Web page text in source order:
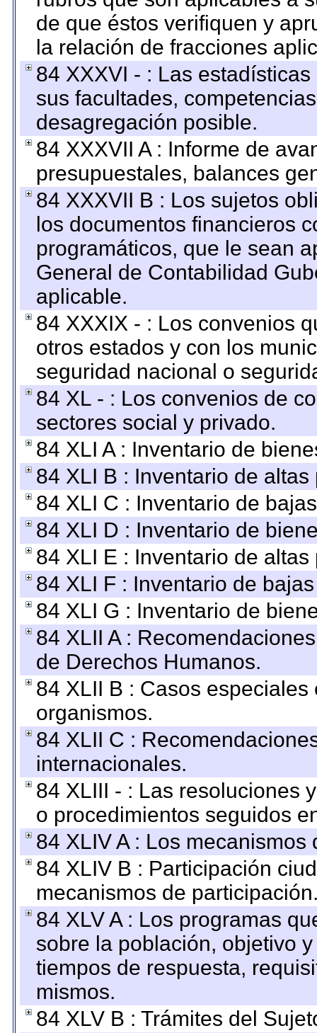
de que éstos verifiquen y
la relación de fracciones
84 XXXVI - : Las
sus facultades,
desagregación posible.
84 XXXVII A : Informe de
presupuestales, balances
84 XXXVII B : Los sujetos
los documentos financieros
programáticos, que le sean
General de Contabilidad
aplicable.
84 XXXIX - : Los convenios
otros estados y con los
seguridad nacional o
84 XL - : Los convenios de
sectores social y privado.
84 XLI A : Inventario de
84 XLI B : Inventario de
84 XLI C : Inventario de
84 XLI D : Inventario de
84 XLI E : Inventario de
84 XLI F : Inventario de
84 XLI G : Inventario de
84 XLII A :
de Derechos Humanos.
84 XLII B : Casos
organismos.
84 XLII C :
internacionales.
84 XLIII - : Las resoluciones
o procedimientos seguidos
84 XLIV A : Los
84 XLIV B : Participación
mecanismos de
84 XLV A : Los programas
sobre la población, objetivo
tiempos de respuesta,
mismos.
84 XLV B : Trámites del